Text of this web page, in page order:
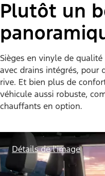
Plutôt un
Sièges en vinyle de
avec drains intégrés, pour
rive. Et bien plus de
véhicule aussi robuste,
chauffants en option.
Détails de l'image